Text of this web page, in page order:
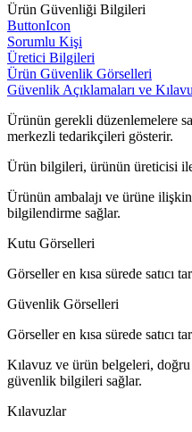
Ürün Güvenliği Bilgileri
ButtonIcon
Sorumlu Kişi
Üretici Bilgileri
Ürün Güvenlik Görselleri
Güvenlik Açıklamaları ve
Ürünün gerekli düzenlemelere
merkezli tedarikçileri gösterir.
Ürün bilgileri, ürünün üreticisi
Ürünün ambalajı ve ürüne
bilgilendirme sağlar.
Kutu Görselleri
Görseller en kısa sürede satıcı
Güvenlik Görselleri
Görseller en kısa sürede satıcı
Kılavuz ve ürün belgeleri,
güvenlik bilgileri sağlar.
Kılavuzlar